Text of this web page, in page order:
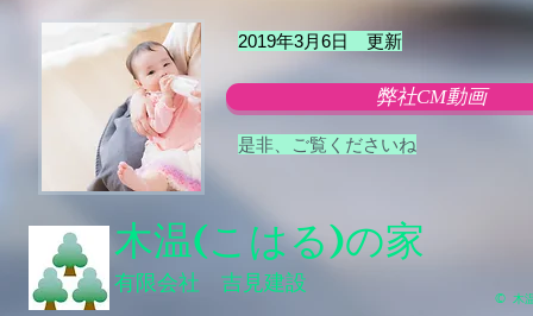
2019年3月6日 更新
是非、ご覧くださいね
弊社CM動画
© 木
木温(こはる)の家
有限会社 吉見建設